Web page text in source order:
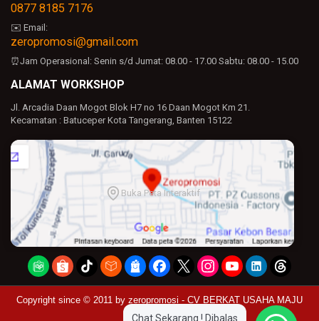
0877 8185 7176
✉️ Email:
zeropromosi@gmail.com
⏰Jam Operasional: Senin s/d Jumat: 08.00 - 17.00 Sabtu: 08.00 - 15.00
ALAMAT WORKSHOP
Jl. Arcadia Daan Mogot Blok H7 no 16 Daan Mogot Km 21.
Kecamatan : Batuceper Kota Tangerang, Banten 15122
Buka Peta Interaktif
Copyright since © 2011 by zeropromosi - CV BERKAT USAHA MAJU
Chat Sekarang ! Dibalas